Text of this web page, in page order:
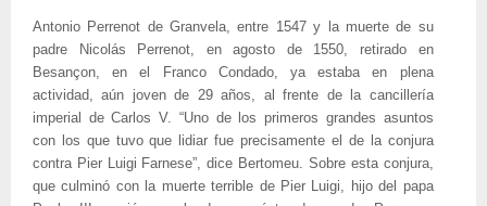
Antonio Perrenot de Granvela, entre 1547 y la muerte de su
padre Nicolás Perrenot, en agosto de 1550, retirado en
Besançon, en el Franco Condado, ya estaba en plena
actividad, aún joven de 29 años, al frente de la cancillería
imperial de Carlos V. “Uno de los primeros grandes asuntos
con los que tuvo que lidiar fue precisamente el de la conjura
contra Pier Luigi Farnese”, dice Bertomeu. Sobre esta conjura,
que culminó con la muerte terrible de Pier Luigi, hijo del papa